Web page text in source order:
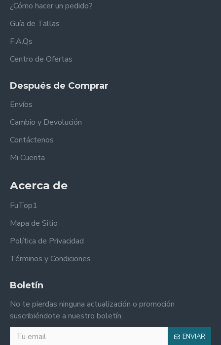
¿Cómo hacer un pedido?
Guía de Tallas
F.A.Qs
Centro de Ofertas
Después de Comprar
Envíos
Cambio y Devolución
Contáctenos
Mi Cuenta
Acerca de
FuTop1
Mapa de Sitio
Política de Privacidad
Términos y Condiciones
Boletín
No te pierdas ninguna actualización o promoción
suscribiéndote a nuestro boletín.
ENVIAR